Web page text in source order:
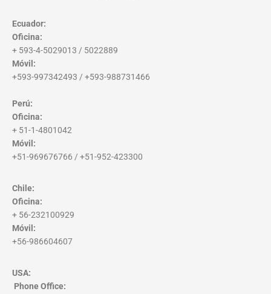
Ecuador:
Oficina:
+ 593-4-5029013 / 5022889
Móvil:
+593-997342493 / +593-988731466
Perú:
Oficina:
+ 51-1-4801042
Móvil:
+51-969676766 / +51-952-423300
Chile:
Oficina:
+ 56-232100929
Móvil:
+56-986604607
USA:
Phone Office: